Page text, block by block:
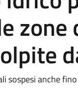
sospesi anche